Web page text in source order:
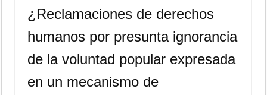
¿Reclamaciones de derechos
humanos por presunta ignorancia
de la voluntad popular expresada
en un mecanismo de